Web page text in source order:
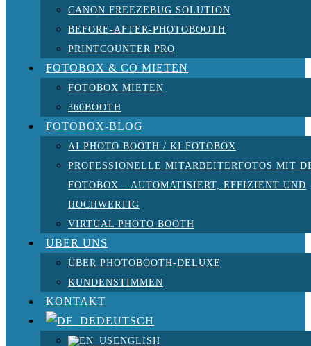
CANON FREEZEBUG SOLUTION
BEFORE-AFTER-PHOTOBOOTH
PRINTCOUNTER PRO
FOTOBOX & CO MIETEN
FOTOBOX MIETEN
360BOOTH
FOTOBOX-BLOG
AI PHOTO BOOTH / KI FOTOBOX
PROFESSIONELLE MITARBEITERFOTOS MIT
FOTOBOX – AUTOMATISIERT, EFFIZIENT UND
HOCHWERTIG
VIRTUAL PHOTO BOOTH
ÜBER UNS
ÜBER PHOTOBOOTH-DELUXE
KUNDENSTIMMEN
KONTAKT
DEUTSCH
ENGLISH